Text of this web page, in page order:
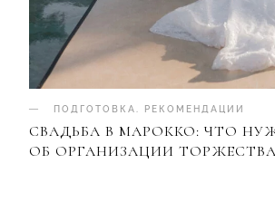
ПОДГОТОВКА РЕКОМЕНДАЦИИ
СВАДЬБА В МАРОККО: ЧТО
ОБ ОРГАНИЗАЦИИ ТОРЖЕСТВА